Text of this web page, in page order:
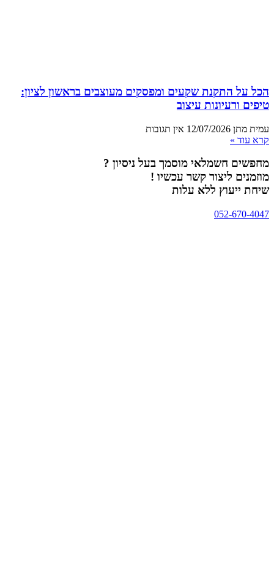
הכל על התקנת שקעים ומפסקים מעוצבים בראשון לציון:
טיפים ורעיונות עיצוב
עמית מתן 12/07/2026 אין תגובות
קרא עוד »
מחפשים חשמלאי מוסמך בעל ניסיון ?
מוזמנים ליצור קשר עכשיו !
שיחת ייעוץ ללא עלות
052-670-4047